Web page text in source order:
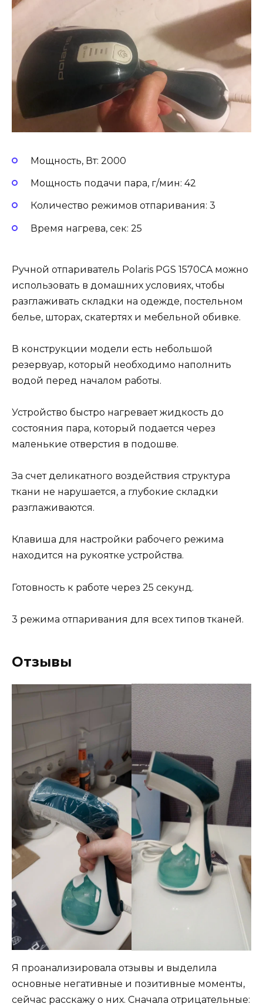
Мощность, Вт: 2000
Мощность подачи пара, г/мин: 42
Количество режимов отпаривания: 3
Время нагрева, сек: 25
Ручной отпариватель Polaris PGS 1570CA можно
использовать в домашних условиях, чтобы
разглаживать складки на одежде, постельном
белье, шторах, скатертях и мебельной обивке.
В конструкции модели есть небольшой
резервуар, который необходимо наполнить
водой перед началом работы.
Устройство быстро нагревает жидкость до
состояния пара, который подается через
маленькие отверстия в подошве.
За счет деликатного воздействия структура
ткани не нарушается, а глубокие складки
разглаживаются.
Клавиша для настройки рабочего режима
находится на рукоятке устройства.
Готовность к работе через 25 секунд.
3 режима отпаривания для всех типов тканей.
Отзывы
Я проанализировала отзывы и выделила
основные негативные и позитивные моменты,
сейчас расскажу о них. Сначала отрицательные: